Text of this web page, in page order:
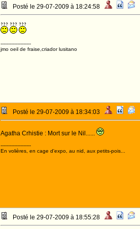
Posté le 29-07-2009 à 18:24:58
--------------------
jmo oeil de fraise,criador lusitano
Posté le 29-07-2009 à 18:34:03
Agatha Crhistie : Mort sur le Nil......
--------------------
En volières, en cage d'expo, au nid, aux petits-pois...
Posté le 29-07-2009 à 18:55:28